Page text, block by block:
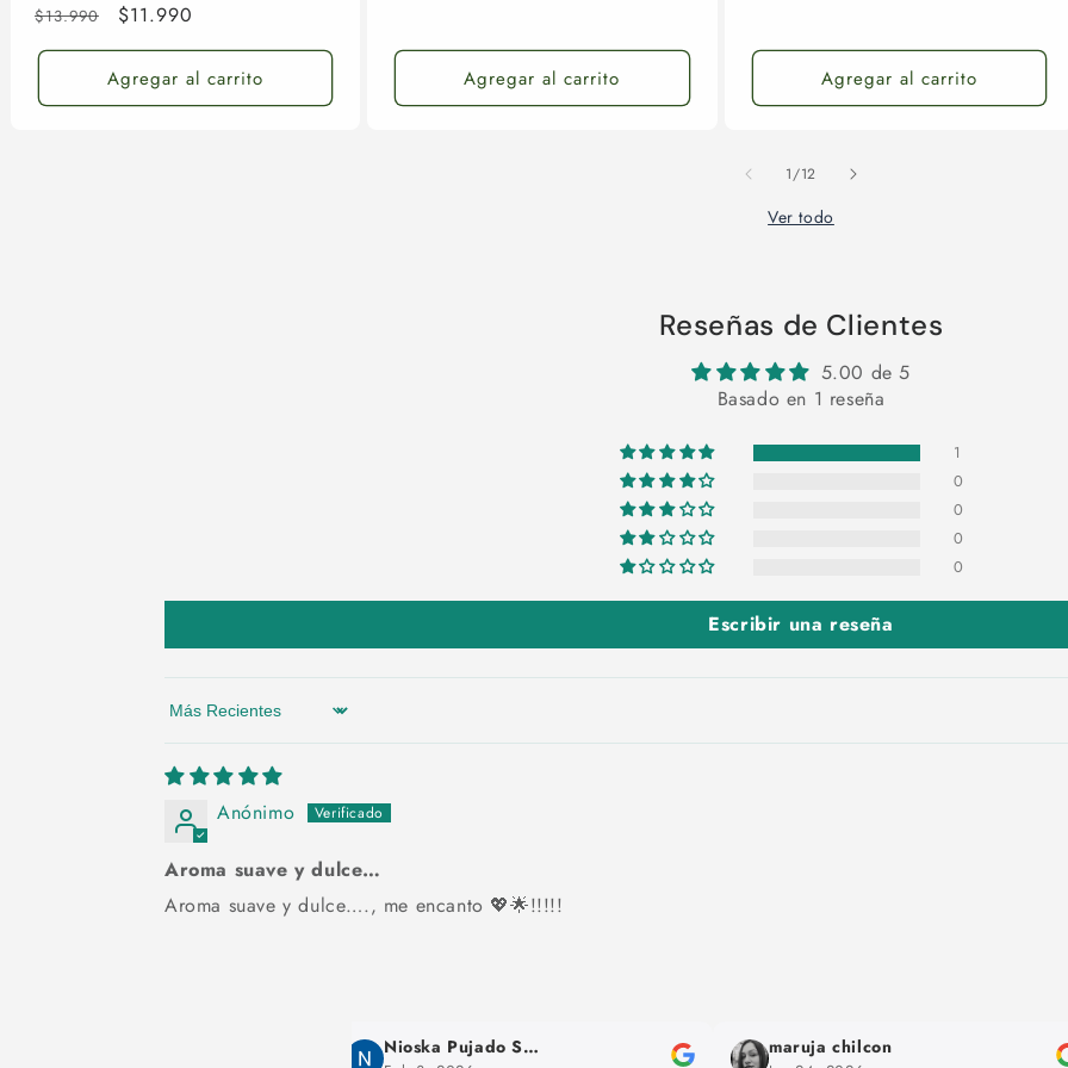
totales
Precio
habitual
$13.990
Precio
de
oferta
$11.990
Agregar al carrito Agregar al carrito Agregar al carrito
1/de
12
Ver todo
Reseñas de Clientes
5.00 de 5
Basado en 1 reseña
1
0
0
0
0
Escribir una reseña
Sort by
Anónimo
Aroma suave y dulce…
Aroma suave y dulce…., me encanto 💖🌟!!!!!
maruja chilcon maximiliano 2093